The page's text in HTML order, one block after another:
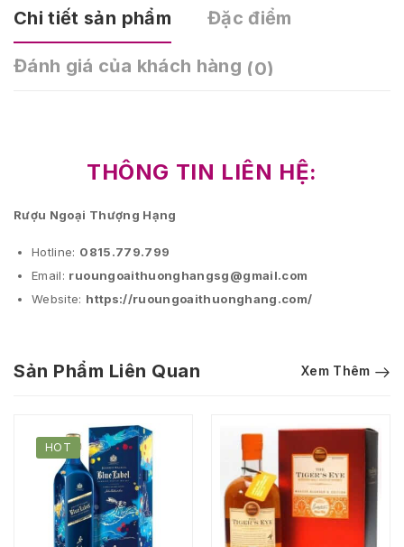
Chi tiết sản phẩm Đặc điểm
Đánh giá của khách hàng (0)
THÔNG TIN LIÊN HỆ:
Rượu Ngoại Thượng Hạng
Hotline: 0815.779.799
Email: ruoungoaithuonghangsg@gmail.com
Website: https://ruoungoaithuonghang.com/
Sản Phẩm Liên Quan Xem Thêm
HOT